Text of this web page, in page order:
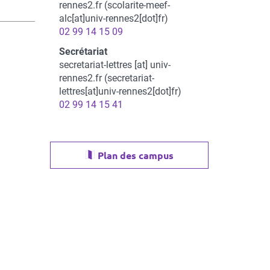
rennes2.fr(scolarite-meef-
alc[at]univ-rennes2[dot]fr)
02 99 14 15 09
Secrétariat
secretariat-lettres[at] univ-
rennes2.fr(secretariat-
lettres[at]univ-rennes2[dot]fr)
02 99 14 15 41
Plan des campus